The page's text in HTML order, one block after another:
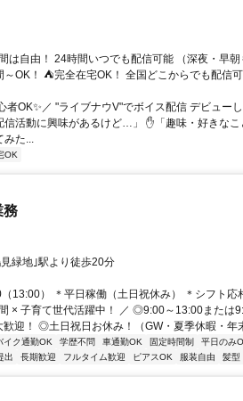
は自由！ 24時間いつでも配信可能 （深夜・早朝
OK！ ⛺完全在宅OK！ 全国どこからでも配信可
者OK✨／ "ライブナウV"でボイス配信 デビュー
信活動に興味があるけど…」 ✋「趣味・好きなこ
みた...
OK
務
緑地｣駅より徒歩20分
13:00） ＊平日稼働（土日祝休み） ＊シフト応
× 子育て世代活躍中！ ／ ◎9:00～13:00または
迎！ ◎土日祝日お休み！（GW・夏季休暇・年
イク通勤OK 学歴不問 車通勤OK 固定時間制 平日のみ
出 長期歓迎 フルタイム歓迎 ピアスOK 服装自由 髪型